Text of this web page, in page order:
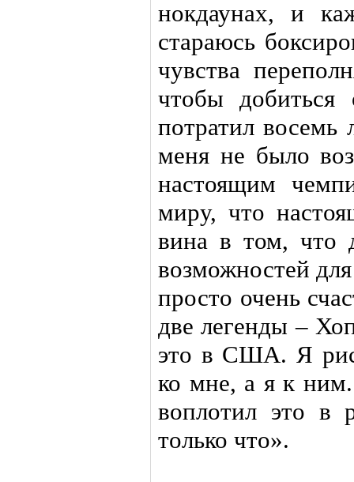
нокдаунах, и
стараюсь
чувства
чтобы добиться
потратил восемь
меня не было
настоящим
миру, что
вина в том, что
возможностей
просто очень
две легенды –
это в США. Я
ко мне, а я к
воплотил это в
только что».